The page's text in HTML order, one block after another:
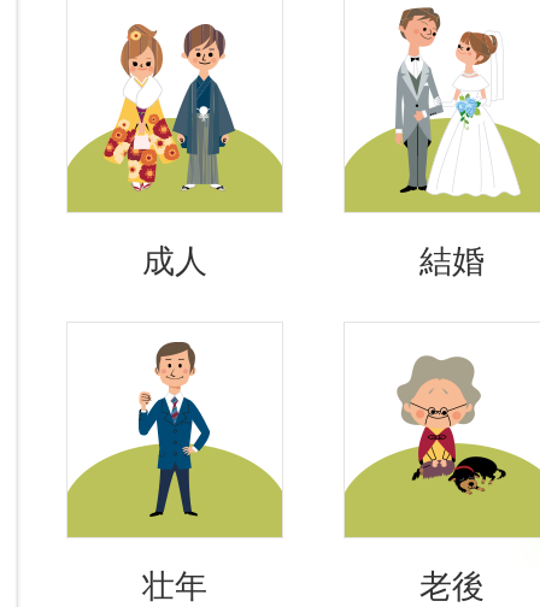
成人 結婚
壮年 老後